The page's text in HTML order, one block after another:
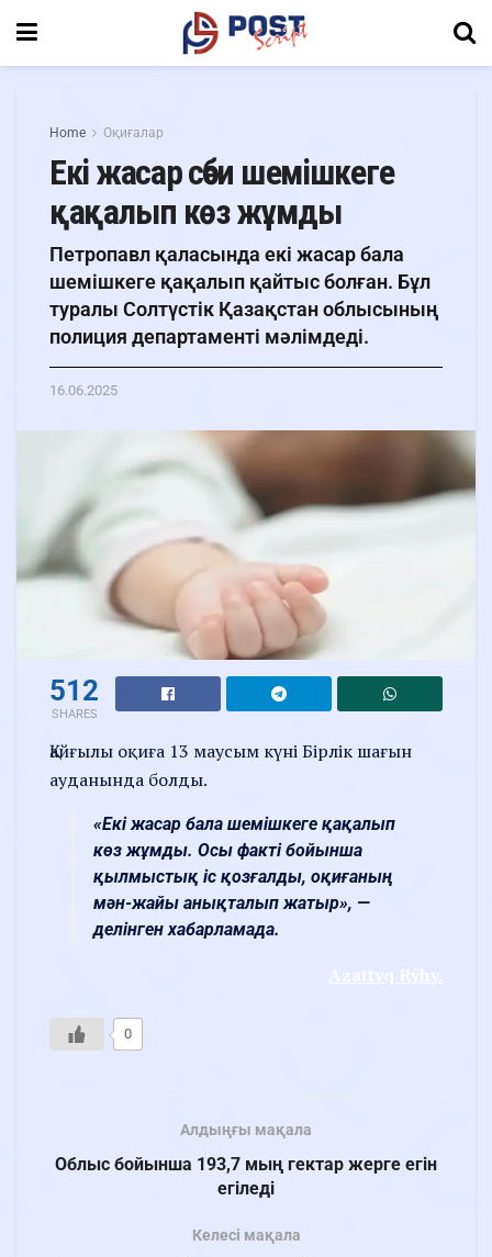
Home Оқиғалар
Екі жасар сәби шемішкеге
қақалып көз жұмды
Петропавл қаласында екі жасар бала
шемішкеге қақалып қайтыс болған. Бұл
туралы Солтүстік Қазақстан облысының
полиция департаменті мәлімдеді.
16.06.2025
512
SHARES
Қайғылы оқиға 13 маусым күні Бірлік шағын
ауданында болды.
«Екі жасар бала шемішкеге қақалып
көз жұмды. Осы факті бойынша
қылмыстық іс қозғалды, оқиғаның
мән-жайы анықталып жатыр», —
делінген хабарламада.
Azattyq Rýhy.
0
Алдыңғы мақала
Облыс бойынша 193,7 мың гектар жерге егін
егіледі
Келесі мақала